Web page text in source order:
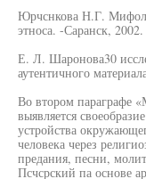
Юрчснкова Н.Г.
этноса. -Саранск,
Е. Л. Шаронова30
аутентичного
Во втором параграфе
выявляется
устройства
человека через
предания, песни,
Псчсрский па основе